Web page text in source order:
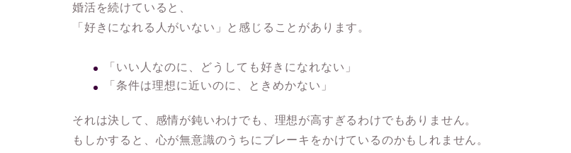
婚活を続けていると、
「好きになれる人がいない」と感じることがあります。
「いい人なのに、どうしても好きになれない」
「条件は理想に近いのに、ときめかない」
それは決して、感情が鈍いわけでも、理想が高すぎるわけでもありません。
もしかすると、心が無意識のうちに ブレーキ をかけているのかもしれません。